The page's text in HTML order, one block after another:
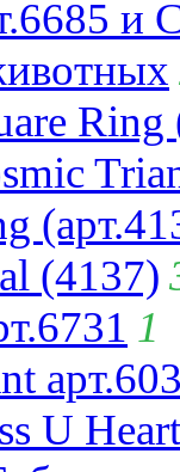
и
Ring
(4137)
1
U